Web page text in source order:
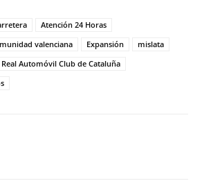
Atención 24 Horas
valenciana Expansión
mislata
Real Automóvil Club de Cataluña